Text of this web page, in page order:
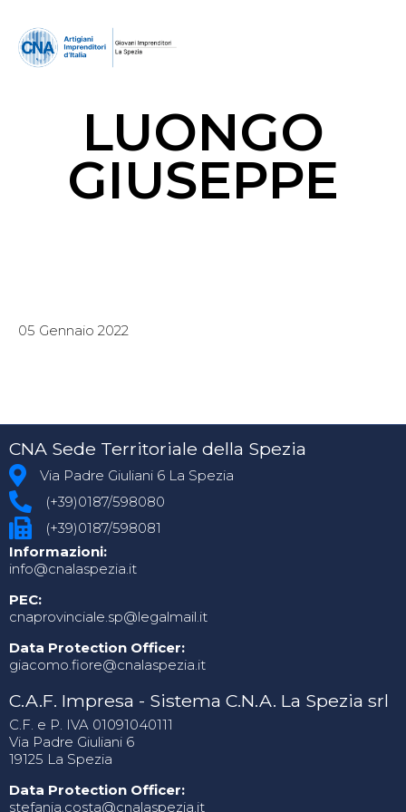
LUONGO
GIUSEPPE
05 Gennaio 2022
CNA Sede Territoriale della Spezia
Via Padre Giuliani 6 La Spezia
(+39)0187/598080
(+39)0187/598081
Informazioni:
info@cnalaspezia.it
PEC:
cnaprovinciale.sp@legalmail.it
Data Protection Officer:
giacomo.fiore@cnalaspezia.it
C.A.F. Impresa - Sistema C.N.A. La Spezia srl
C.F. e P. IVA 01091040111
Via Padre Giuliani 6
19125 La Spezia
Data Protection Officer:
stefania.costa@cnalaspezia.it